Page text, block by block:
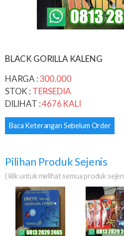
BLACK GORILLA KALENG
HARGA :300.000
STOK : TERSEDIA
DILIHAT :4676 KALI
Baca Keterangan Sebelum Order
Pilihan Produk Sejenis
( klik untuk melihat semua produk